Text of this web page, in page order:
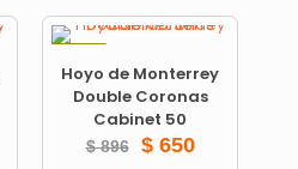
Hoyo de Monterrey
Double Coronas
Cabinet 50
$896 $650